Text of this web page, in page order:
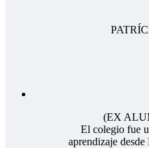
(EX
El colegio fue
aprendizaje